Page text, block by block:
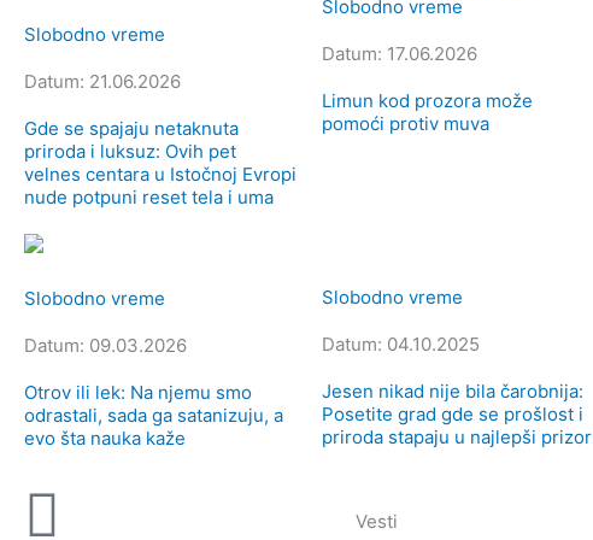
Slobodno vreme
Datum: 21.06.2026
Gde se spajaju netaknuta
priroda i luksuz: Ovih pet
velnes centara u Istočnoj Evropi
nude potpuni reset tela i uma
Slobodno vreme
Datum: 17.06.2026
Limun kod prozora može
pomoći protiv muva
Slobodno vreme
Datum: 09.03.2026
Otrov ili lek: Na njemu smo
odrastali, sada ga satanizuju, a
evo šta nauka kaže
Slobodno vreme
Datum: 04.10.2025
Jesen nikad nije bila čarobnija:
Posetite grad gde se prošlost i
priroda stapaju u najlepši prizor
Vesti